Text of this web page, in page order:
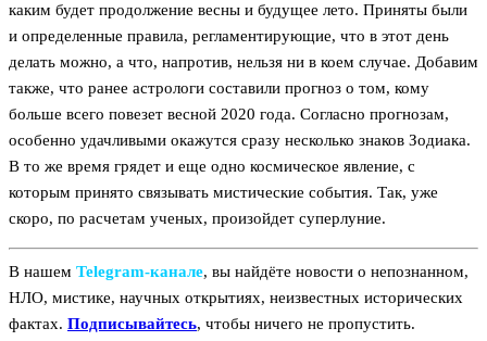
каким будет продолжение весны и будущее лето. Приняты были
и определенные правила, регламентирующие, что в этот день
делать можно, а что, напротив, нельзя ни в коем случае. Добавим
также, что ранее астрологи составили прогноз о том, кому
больше всего повезет весной 2020 года. Согласно прогнозам,
особенно удачливыми окажутся сразу несколько знаков Зодиака.
В то же время грядет и еще одно космическое явление, с
которым принято связывать мистические события. Так, уже
скоро, по расчетам ученых, произойдет суперлуние.
В нашем Telegram‑канале, вы найдёте новости о непознанном,
НЛО, мистике, научных открытиях, неизвестных исторических
фактах. Подписывайтесь, чтобы ничего не пропустить.